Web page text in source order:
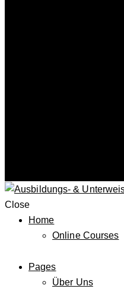
Close
Home
Online Courses
Pages
Über Uns